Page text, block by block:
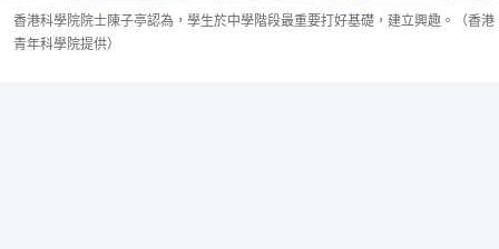
香港科學院院士陳子亭認為，學生於中學階段最重要打好基礎，建立興趣。（香港
青年科學院提供）